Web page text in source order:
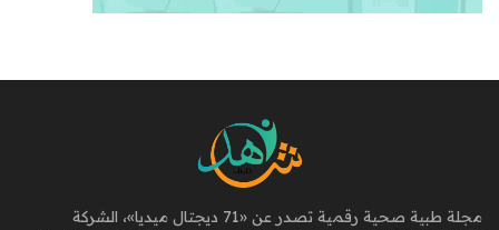
مجلة طبية صحية رقمية تصدر عن «71 ديجتال ميديا»، الشركة